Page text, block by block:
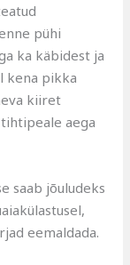
pühi
ka käbidest ja
kena pikka
kiiret
aega
saab jõuludeks
eemaldada.